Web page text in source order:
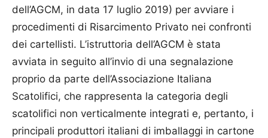
dell’AGCM, in data 17 luglio 2019) per avviare i
procedimenti di Risarcimento Privato nei confronti
dei cartellisti. L’istruttoria dell’AGCM è stata
avviata in seguito all’invio di una segnalazione
proprio da parte dell’Associazione Italiana
Scatolifici, che rappresenta la categoria degli
scatolifici non verticalmente integrati e, pertanto, i
principali produttori italiani di imballaggi in cartone